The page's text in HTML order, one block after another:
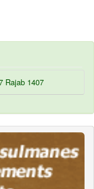
Rajab 1407